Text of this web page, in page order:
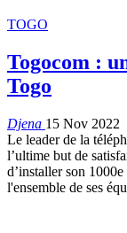
TOGO
Togocom :
Togo
Djena 15 Nov 2022
Le leader de la
l’ultime but de
d’installer son
l'ensemble de ses